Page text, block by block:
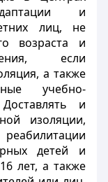
и
лиц, не
возраста и
если
а также
учебно-
и
изоляции,
детей и
лет, а также